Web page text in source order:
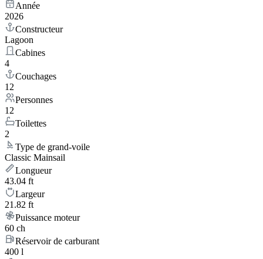
Année
2026
Constructeur
Lagoon
Cabines
4
Couchages
12
Personnes
12
Toilettes
2
Type de grand-voile
Classic Mainsail
Longueur
43.04 ft
Largeur
21.82 ft
Puissance moteur
60 ch
Réservoir de carburant
400 l